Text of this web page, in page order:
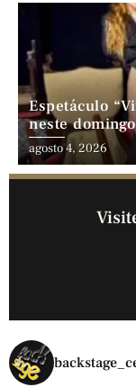
Espetáculo
neste
Comédia
agosto 4, 2026